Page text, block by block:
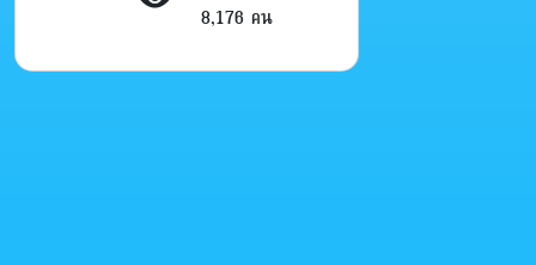
8,176 คน